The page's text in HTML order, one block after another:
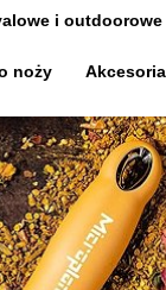
i outdoorowe
noży